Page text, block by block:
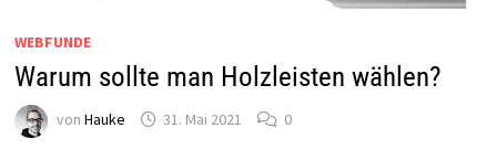
WEBFUNDE
Warum sollte man Holzleisten wählen?
von Hauke 31. Mai 2021 0